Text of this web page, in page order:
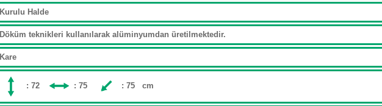
Kurulu Halde
Döküm teknikleri kullanılarak alüminyumdan üretilmektedir.
Kare
: 72 : 75 : 75 cm